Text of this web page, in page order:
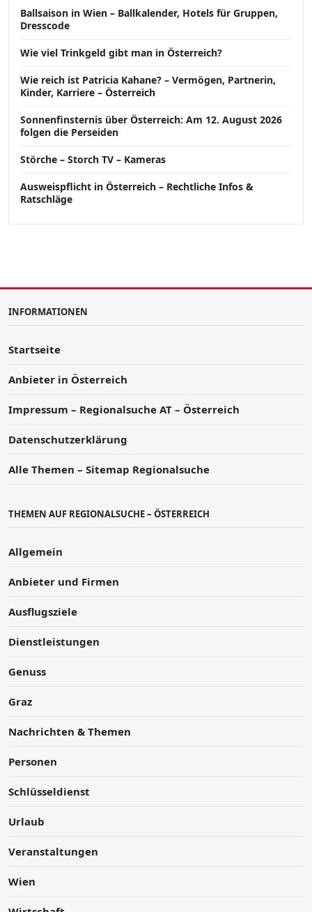
Ballsaison in Wien – Ballkalender, Hotels für Gruppen,
Dresscode
Wie viel Trinkgeld gibt man in Österreich?
Wie reich ist Patricia Kahane? – Vermögen, Partnerin,
Kinder, Karriere – Österreich
Sonnenfinsternis über Österreich: Am 12. August 2026
folgen die Perseiden
Störche – Storch TV – Kameras
Ausweispflicht in Österreich – Rechtliche Infos &
Ratschläge
INFORMATIONEN
Startseite
Anbieter in Österreich
Impressum – Regionalsuche AT – Österreich
Datenschutzerklärung
Alle Themen – Sitemap Regionalsuche
THEMEN AUF REGIONALSUCHE – ÖSTERREICH
Allgemein
Anbieter und Firmen
Ausflugsziele
Dienstleistungen
Genuss
Graz
Nachrichten & Themen
Personen
Schlüsseldienst
Urlaub
Veranstaltungen
Wien